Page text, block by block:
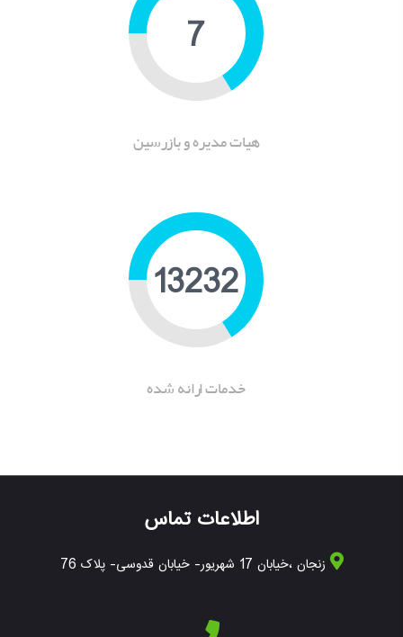
9
هیات مدیره و بازرسین
16811
خدمات ارانه شده
اطلاعات تماس
زنجان ،خیابان 17 شهریور- خیابان قدوسی- پلاک 76